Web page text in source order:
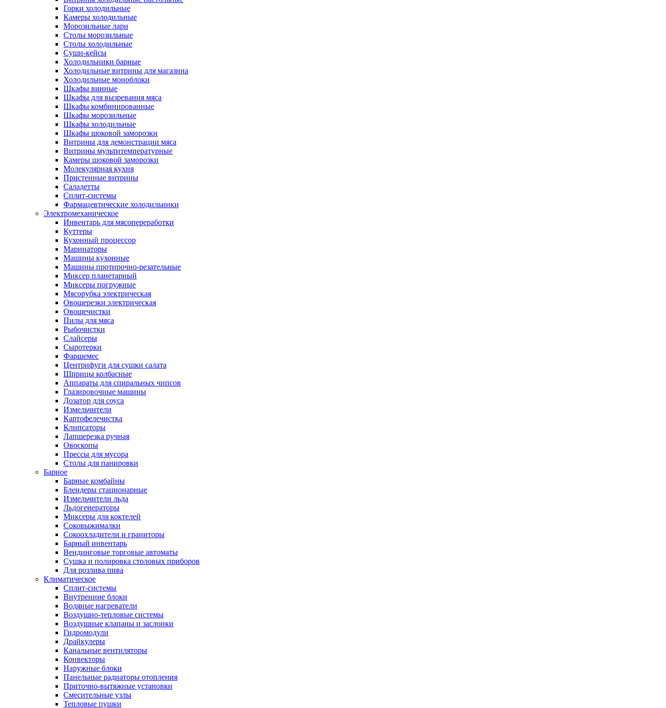
Горки холодильные
Камеры холодильные
Морозильные лари
Столы морозильные
Столы холодильные
Суши-кейсы
Холодильники барные
Холодильные витрины для магазина
Холодильные моноблоки
Шкафы винные
Шкафы для вызревания мяса
Шкафы комбинированные
Шкафы морозильные
Шкафы холодильные
Шкафы шоковой заморозки
Витрины для демонстрации мяса
Витрины мультитемпературные
Камеры шоковой заморозки
Молекулярная кухня
Пристенные витрины
Саладетты
Сплит-системы
Фармацевтические холодильники
Электромеханическое
Инвентарь для мясопереработки
Куттеры
Кухонный процессор
Маринаторы
Машины кухонные
Машины протирочно-резательные
Миксер планетарный
Миксеры погружные
Мясорубка электрическая
Овощерезки электрическая
Овощечистки
Пилы для мяса
Рыбочистки
Слайсеры
Сыротерки
Фаршемес
Центрифуги для сушки салата
Шприцы колбасные
Аппараты для спиральных чипсов
Глазировочные машины
Дозатор для соуса
Измельчители
Картофелечистка
Клипсаторы
Лапшерезка ручная
Овоскопы
Прессы для мусора
Столы для панировки
Барное
Барные комбайны
Блендеры стационарные
Измельчители льда
Льдогенераторы
Миксеры для коктелей
Соковыжималки
Сокоохладители и граниторы
Барный инвентарь
Вендинговые торговые автоматы
Сушка и полировка столовых приборов
Для розлива пива
Климатическое
Сплит-системы
Внутренние блоки
Водяные нагреватели
Воздушно-тепловые системы
Воздушные клапаны и заслонки
Гидромодули
Драйкулеры
Канальные вентиляторы
Конвекторы
Наружные блоки
Панельные радиаторы отопления
Приточно-вытяжные установки
Смесительные узлы
Тепловые пушки